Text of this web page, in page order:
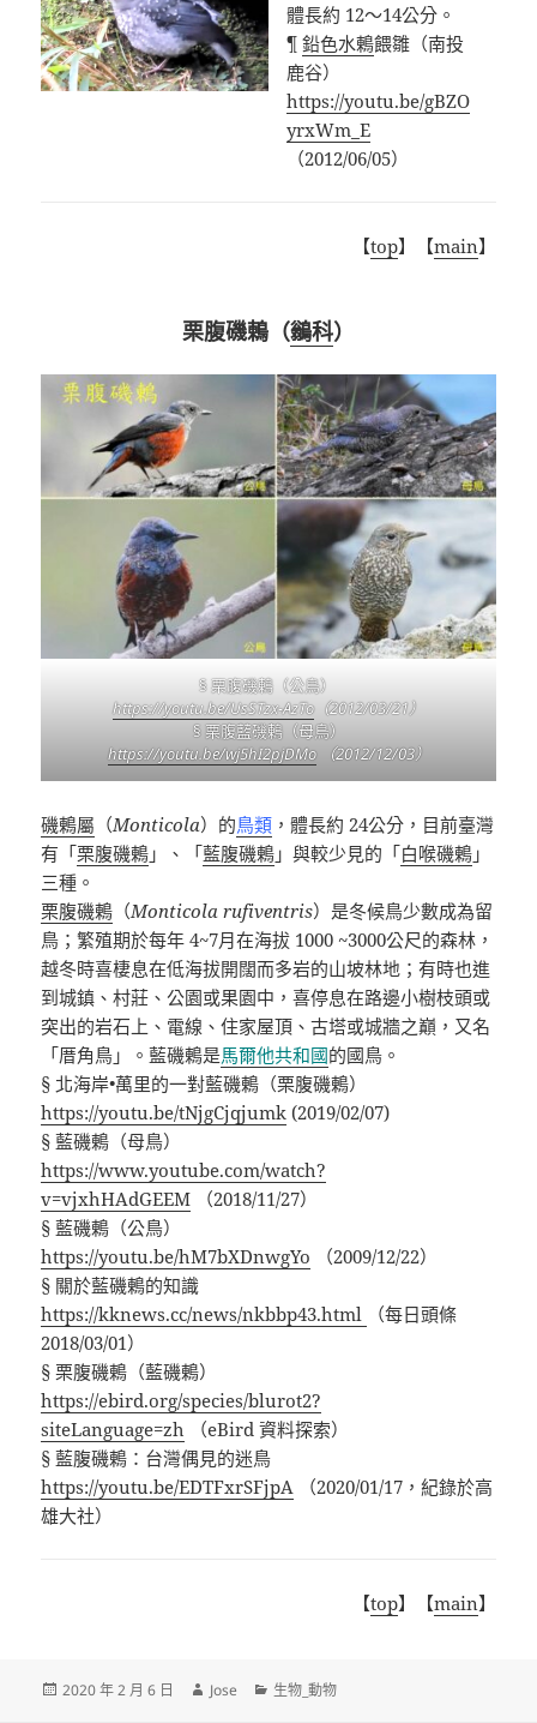
體長約 12～14公分。
¶鉛色水鶇餵雛（南投
鹿谷）
https://youtu.be/gBZO
yrxWm_E
（2012/06/05）
【top】【main】
栗腹磯鶇（鶲科）
§ 栗腹磯鶇（公鳥）
https://youtu.be/UsSTzx-AzTo（2012/03/21）
§ 栗腹藍磯鶇（母鳥）
https://youtu.be/wj5hI2pjDMo（2012/12/03）
磯鶇屬 （Monticola）的鳥類 ，體長約 24公分，目前臺灣
有「栗腹磯鶇 」、「藍腹磯鶇 」與較少見的「白喉磯鶇 」
三種。
栗腹磯鶇 （Monticola rufiventris）是冬候鳥少數成為留
鳥；繁殖期於每年 4~7月在海拔 1000 ~3000公尺的森林，
越冬時喜棲息在低海拔開闊而多岩的山坡林地；有時也進
到城鎮、村莊、公園或果園中，喜停息在路邊小樹枝頭或
突出的岩石上、電線、住家屋頂、古塔或城牆之巔，又名
「厝角鳥」。藍磯鶇是馬爾他共和國的國鳥。
§ 北海岸•萬里的一對藍磯鶇（栗腹磯鶇）
https://youtu.be/tNjgCjqjumk (2019/02/07)
§ 藍磯鶇（母鳥）
https://www.youtube.com/watch?
v=vjxhHAdGEEM （2018/11/27）
§ 藍磯鶇（公鳥）
https://youtu.be/hM7bXDnwgYo （2009/12/22）
§ 關於藍磯鶇的知識
https://kknews.cc/news/nkbbp43.html
（每日頭條
2018/03/01）
§ 栗腹磯鶇（藍磯鶇）
https://ebird.org/species/blurot2?
siteLanguage=zh （eBird 資料探索）
§ 藍腹磯鶇：台灣偶見的迷鳥
https://youtu.be/EDTFxrSFjpA （2020/01/17，紀錄於高
雄大社）
【top】【main】
發
2020 年 2 月 6 日
作
Jose
分
生物_動物